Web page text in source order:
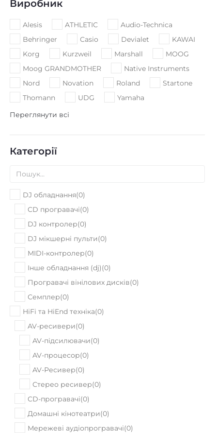
Виробник
Alesis ATHLETIC
Audio-Technica
Behringer
Casio Devialet
KAWAI
Korg
Kurzweil Marshall
MOOG
Moog GRANDMOTHER
Native Instruments
Nord
Novation Roland
Startone
Thomann
UDG
Yamaha
Переглянути всі
Категорії
DJ обладнання(0)
CD програвачі(0)
DJ контролер(0)
DJ мікшерні пульти(0)
MIDI-контролер(0)
Інше обладнання (dj)(0)
Програвачі вінілових дисків(0)
Семплер(0)
HiFi та HiEnd техніка(0)
AV-ресивери(0)
AV-підсилювачи(0)
AV-процесор(0)
AV-Ресивер(0)
Стерео ресивер(0)
CD-програвачі(0)
Домашні кінотеатри(0)
Мережеві аудіопрогравачі(0)